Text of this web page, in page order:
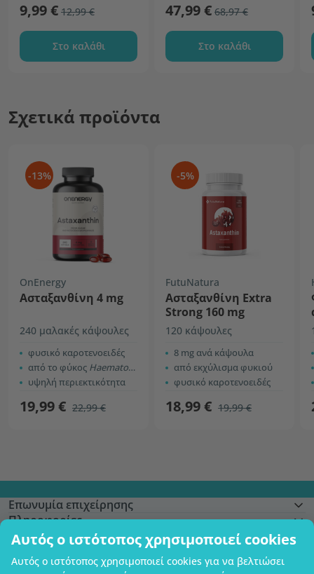
Αυτός ο ιστότοπος χρησιμοποιεί cookies
Αυτός ο ιστότοπος χρησιμοποιεί cookies για να βελτιώσει
9,99 € 12,99 €
Στο καλάθι
47,99 € 68,97 €
Στο καλάθι
Σχετικά προϊόντα
-13%
OnEnergy
Ασταξανθίνη 4 mg
240 μαλακές κάψουλες
φυσικό καροτενοειδές
από το φύκος Haematococcus pluvialis
υψηλή περιεκτικότητα
19,99 € 22,99 €
-5%
FutuNatura
Ασταξανθίνη Extra
Strong 160 mg
120 κάψουλες
8 mg ανά κάψουλα
από εκχύλισμα φυκιού
φυσικό καροτενοειδές
18,99 € 19,99 €
Επωνυμία επιχείρησης
Πληροφορίες
Γίνετε μέλος
Βοήθεια και παραγγελίες